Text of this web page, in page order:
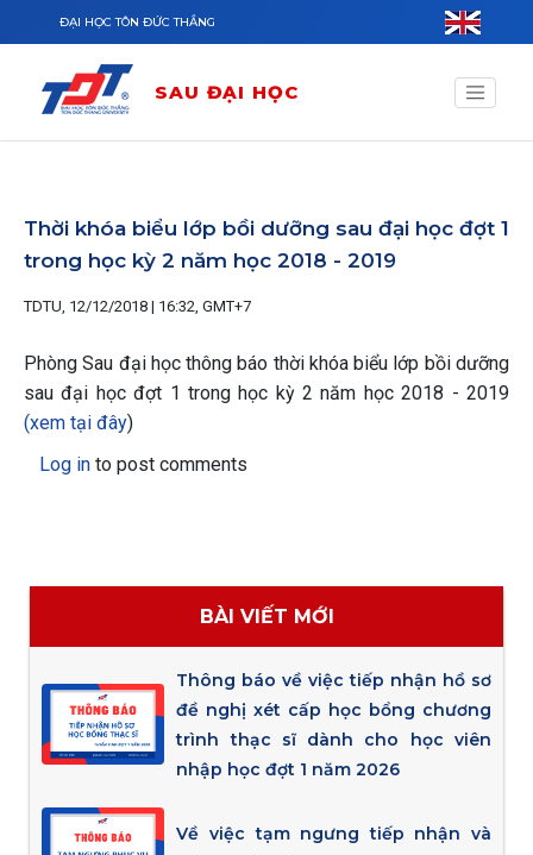
Nhảy đến nội dung
ĐẠI HỌC TÔN ĐỨC THẮNG
SAU ĐẠI HỌC
Thời khóa biểu lớp bồi dưỡng sau đại học đợt 1
trong học kỳ 2 năm học 2018 - 2019
TDTU, 12/12/2018 | 16:32, GMT+7
Phòng Sau đại học thông báo thời khóa biểu lớp bồi dưỡng
sau đại học đợt 1 trong học kỳ 2 năm học 2018 - 2019
(xem tại đây)
Log in to post comments
BÀI VIẾT MỚI
Thông báo về việc tiếp nhận hồ sơ
đề nghị xét cấp học bổng chương
trình thạc sĩ dành cho học viên
nhập học đợt 1 năm 2026
Về việc tạm ngưng tiếp nhận và